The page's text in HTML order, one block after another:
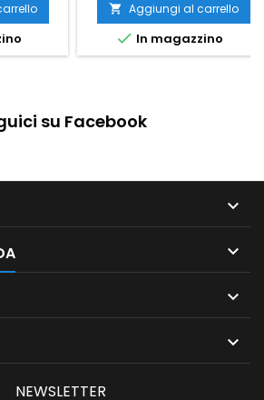
 Aggiungi al carrello
 In magazzino
su Facebook




NEWSLETTER